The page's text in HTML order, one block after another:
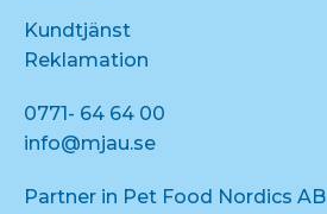
Kundtjänst
Reklamation
0771- 64 64 00
info@mjau.se
Partner in Pet Food Nordics AB